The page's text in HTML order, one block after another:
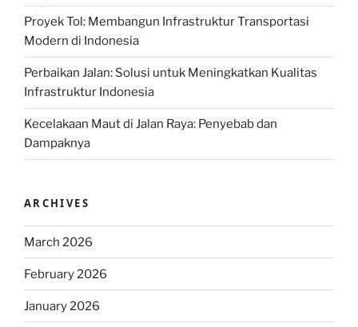
Proyek Tol: Membangun Infrastruktur Transportasi
Modern di Indonesia
Perbaikan Jalan: Solusi untuk Meningkatkan Kualitas
Infrastruktur Indonesia
Kecelakaan Maut di Jalan Raya: Penyebab dan
Dampaknya
ARCHIVES
March 2026
February 2026
January 2026